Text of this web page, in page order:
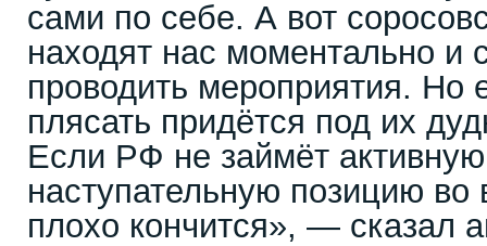
сами по себе. А вот
находят нас моментально и
проводить мероприятия. Но
плясать придётся под их
Если РФ не займёт
наступательную позицию
плохо кончится», — сказал